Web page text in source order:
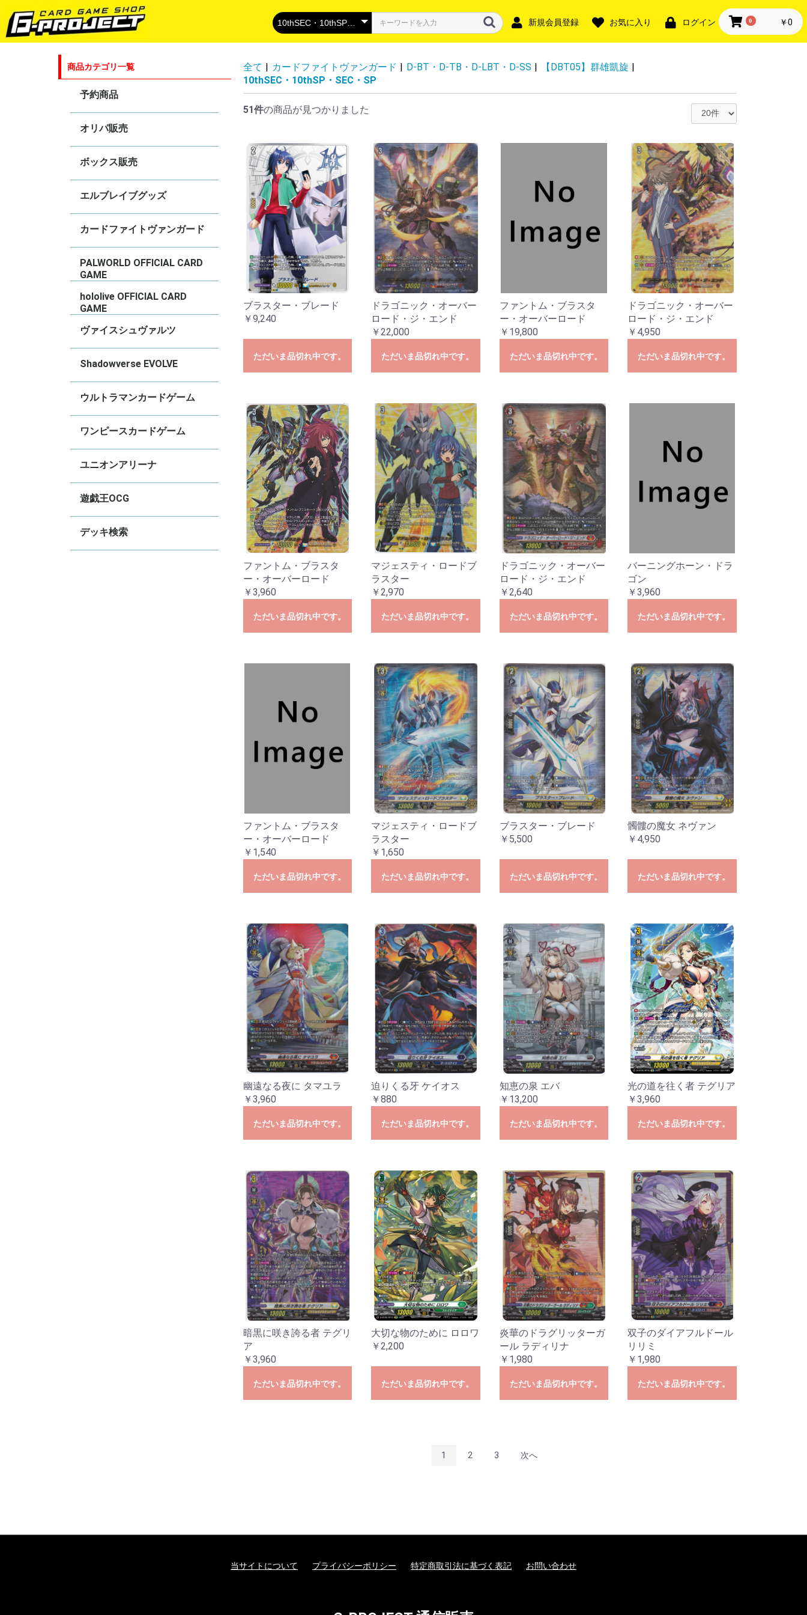
新規会員登録 お気に入り ログイン 0 ￥0
商品カテゴリ一覧
予約商品
ゴジラカードゲーム
ラブライブ！シリーズ オフィシャ
hololive OFFICIAL CARD GAME
五等分の花嫁カードゲーム
プロ野球カードゲーム DREAM
Shadowverse EVOLVE
ヴァイスシュヴァルツ
ヴァイスシュヴァルツ ブラウ
ヴァイスシュヴァルツロゼ
ヴァンガード
Reバース for you
ブシロードスリーブコレクションHG
オリパ販売
ボックス販売
hololive OFFICIAL CARD GAME
ヴァイスシュヴァルツ
ヴァイスシュヴァルツブラウ
ヴァイスシュヴァルツロゼ
Shadowverse EVOLVE
カードファイト！！ヴァンガード！
ゴジラカードゲーム
Reバース for you
エルブレイブグッズ
カードファイトヴァンガード
4コンセット販売
オリジナルデッキ販売
DZ-BT 【DZ-BT16】幻真覚醒 SEC・SR
FFR・FR
RRR・RR
R・C・T
【DZ-BT15】虚影襲雷 PGS・SEC・15thSP・SR
EXS・IZR
FFR・FR
RRR・RR
R・C・T
EXRRR・EXC
【DZ-BT14】赫月ノ使者 DSR・SEC・SR
EXS・RGGR
FFR・FR
RRR・RR
R・C・T
EXRRR・EXC
【DZ-BT13】幻真星戦 SEC・DSR・SR
FFR・FR
RRR・ORR・RR
R+・R・C・T
【DZ-BT12】冥淵葬空 SEC・SECV・SR
SSR・MSR
FFR・FR
RRR・RR
R・C・T
EXRRR・EXC
【DZ-LBT02】リリカルモナステリオ
あわてんぼうのクリスマス
MSP・LSR・TGR+・TGR・SR
FFR・FR
RRR・ORR・RR
R・C
【DZ-BT11】 武奏烈華 DSR・SEC・EXS・SR
FFR・FR
RRR・RR
R・C・T
EXRRR・EXC
【DZ-BT10】竜魂鳴導 DSR・SEC・SR
FFR・FR
RRR・RR
R・C・T
EXS・EX
【DZ-BT09】超勇爆裂 SR・SER・SEC
FFR・FR
RRR・RR
R・C
EXC・EXRRR・EXS
【DZ-BT08】零騎転生 DSR・SEC・SR
FFR・FR
RRR・RR
R・C・T
EXC・EXRRR・EXS
【DZ-BT07】月牙蒼焔 DSR・SEC・SR
FFR・FR
RRR・ORR・RR
R+・R・C・T
EXC・EXRRR・EXS
【DZ-BT06】時空創竜 SNR・SEC・SR・SER+・SER
FFR・FR
RRR・RR
R・C
EXRRR・EXC
【DZ-SS04】コロコロスタートデッ
キパック
GCR・CR
RRR
C
【DZ-BT05】天智覚命 SEC・DSR・SR
FFR・FR
RRR・RR
R・C
EX
【DZ-SS03】Stride Deckset
Nightrose
【DZ-SS02】 Stride Deckset Harri
【DZ-BT04】宿命決戦 DSR・SEC・SER・SR
FFR・FR
RRR・RR
R・C
【DZ-LBT01】リリカルモナステリオ
ほしがきらきらっ！
MSP・LSR・SR
FFR・FR
RRR・ORR・RR・Re
R・C
【DZ-BT03】次元超躍 SECV・SEC・SR
FFR・FR
RRR・RR
R+・R・C
EXRRR・EXC
【DZ-SS01】フェスティバルブース
ター2024
FFR・SER
ORRR・RRR・RR・C
Re・Re+
【DZ-BT02】無幻双刻 DSR・SEC・SR
FFR・FR
RRR・RR
R・C
EX・EXP
【DZ-BT01】運命大戦 DSR・SEC・SR
FFR・FR
RRR・ORR・RR
R・C
DZ-SS
【DZ-SS18】「イナズマイレブン 雷
門中クロニクル」
【DZ-SS17】「イナズマイレブン 南
雲原中」
【VG-DZ-SS16】スペシャルシリー
ズ「伝説の先導者達」
PGS・SEC・15thSP・LGTR
FFR・SR
LGRRR・LGRR・LGR
RRR・RR
Re・C・T
【VG-DZ-SS13】 スペシャルシリー
ズ「Master Deckset 明星エリカ」
【VG-DZ-SS12】 スペシャルシリー
ズ「Master Deckset 明導ヒカリ」
【VG-DZ-SS15】「ぶっちぎりスタ
ートデッキ 帝国の暴竜」
【VG-DZ-SS14】「ぶっちぎりスタ
ートデッキ 聖域の光剣士」
【VG-DZ-SS11】 スペシャルシリー
ズ「フェスティバルブースター
2025」
FFR
Re・Re+
ORRR・RRR・RR
C
【DZ-SS10】「Master Deckset 廻
間ミチル」
【DZ-SS09】「Master Deckset 羽
根山ウララ」
【DZ-SS08】「ぶっちぎりスタート
デッキ “技”で勝負だ！央亭シキ」
【DZ-SS07】「ぶっちぎりスタート
デッキ “力”で勝負だ！天導ゼロ」
DZ-TB
【VG-DZ-TBP01】バンドリ！ ガー
ルズバンドパーティ！
PGS・GPR+
GPR・H
RRR・RR
R+・R
【VG-DZ-TB01】フューチャーカー
ド バディファイト
SEC・SFR・KR・BR
H
RRR・ORR・RR
R・C・T
プロモ
【VG-DZ-TB02】 タイトルブースタ
ー「刀剣乱舞ONLINE 2025」
SEC・SP
TRR
RRR・RR・ORR・R
C・T
プロモ
【VG-DZ-TB03】フューチャーカー
ド バディファイト ディザスターフォ
ース
SEC・SFR・KR・BR
H
RRR・ORR・RR
R・C・T
プロモ
DZ-SD 【DZ-SD06】リリカルモナステリオ チュートリアルナンバー無し
チュートリアルナンバー入り※ナンバ
ーの指定はできません
【DZ-SD05】ストイケイア チュートリアルナンバー無し
チュートリアルナンバー入り※ナンバ
ーの指定はできません
【DZ-SD04】ケテルサンクチュアリ チュートリアルナンバー無し
チュートリアルナンバー入り※ナンバ
ーの指定はできません
【DZ-SD03】ブラントゲート チュートリアルナンバー無し
チュートリアルナンバー入り※ナンバ
ーの指定はできません
【DZ-SD02】ダークステイツ チュートリアルナンバー無し
チュートリアルナンバー入り※ナンバ
ーの指定はできません
【DZ-SD01】ドラゴンエンパイア チュートリアルナンバー無し
チュートリアルナンバー入り※ナンバ
ーの指定はできません
D-BT・D-TB・D-LBT・D-SS
【D-SS11】トリプルドライブブース
ター
SEC・SIR・FFR
RRR
RR
R
【D-LBT04】リリカルモナステリオ
～いたずらしちゃうぞっ～
MSP・LSR・FFR・FR
RRR・ORR・RR
R・C
【D-BT13】天輪飛翔 SECP・SEC・FFR・FR
RRR・RR
R・C
EXS・EXRRR・EXC
【D-BT12】夜天凶襲 SEC・SECP・BSR・FFR・FR
RRR・RR
R・C
EXRRR・EXC
【D-BT11】英雄激突 SECV・SECP・SEC・FFR・FR
RRR・RR
R・C
EX
【D-BT10】仮面竜奏 SEC・FFR・FR
RRR・RR
R・C
EX
【D-BT09】龍樹侵攻 DSR・FFR・FR
RRR・RR・Re
R・C・EX・T
【D-BT08】女神再臨 SEC・FFR・FR
RRR・RR・EX
R・C・T
【D-BT07】烈火翠嵐 DSR・FFR・FR
RRR・RR・Re
R・C
【D-BT06】 鳳竜焔舞 DSR・FFR・FR
RRR・ORR・RR
R・C
【DBT05】群雄凱旋 10thSEC・10thSP・SEC・SP
10thRRR・RRR・RR
H
R・C
トークン
【D-BT04】覚醒する天輪 DSR・SSR・SP・WO
RRR・RR
H（ホロ）
R
C
【D-BT03】共進する双星 DSR・SP
RRR・RR
H（ホロ）
R
C
【D-BT02】伝説との邂逅 DSR・SP
RRR・RR
H（ホロ）
R
C
【D-BT01】五大世紀の黎明 DSR・SP
RRR・RR・ORR
H（ホロ）
R
C
【D-LBT03】リリカルモナステリオ
〜なつのおもいでっ！〜
LSR・FFR・FR
RRR・RR
R・C
【D-LBT02】リリカルモナステリ
オ〜新学期はじまるよ！〜
LSR・SP・WO
RRR・RR
H（ホロ）
R・C
【D-LBT01】Lyrical Melody LSR・LSP・SP
RRR・ORR・RR
H（ホロ）
R・C
トライアルデッキ 出航！リリカルモ
ナステリオ！
【D-TB07】刀剣乱舞ONLINE 2023 SP・TRR
RRR・ORR・RR
R・C
【D-TB06】モンスターストライク
Vol.2
SSR・MSR極・MSR
RRR・ORR・RR
R・C
【D-TB05】終末のワルキューレ SSP・SP
RGR
RRR・ORR・RR
R・C
【トライアルデッキ】 終末のワルキ
ューレ
プロモ
【D-TB04】SHAMAN KING vol.2 SSR・SP
SKR
RRR・RR
R・C
【D-TB03】SHAMAN KING SSR・SP
SKR
RRR・RR
R・C
プロモ
トライアルデッキ SHAMAN KING
【D-TB02】モンスターストライク SSR・MSR極・MSR
RRR・ORR・RR
R・C
トライアルデッキ 激・獣神祭
トライアルデッキ 超・獣神祭
プロモ
【D-TB01】刀剣乱舞-ONLINE- SSP・SP
TRR
RRR・RR
R
C
トライアルデッキ
プロモ
【D-SS05】フェスティバルブースタ
ー2023
FFR
Re・Re+
RRR・ORRR・RR
C
【D-SS02】フェスティバルコレクシ
ョン2022
SSR・BSR・SP
RRR・RR
【D-SS01】フェスティバルコレクシ
ョン2021
SP
RRR
D-SD・D-TD 【D-SS10】Stride Deckset Luard
【D-SS09】Stride Deckset
Shiranui
【D-SS08】はじめようデッキセット
オルフィスト
【D-SS07】はじめようデッキセット
ファヴルニール
【D-SS06】はじめようデッキセット
グラムグレイス
【D-SS04】Stride Deckset
Messiah
【D-SS03】Stride Deckset
Chronojet
【D-TD03】狐芝ライカ -破天執行-
【D-TD02】廻間ミチル -四炎の魔宝
竜-
【D-TD01】羽根山ウララ -絆の花咲
く楽団長-
【D-SD06】御薬袋ミレイ -封焔の巫
女-
【D-SD05】瀬戸トマリ-極光戦姫-
【D-SD04】大倉メグミ-樹角獣王-
【D-SD03】江端トウヤ-頂の天帝-
【D-SD02】桃山ダンジ-暴虐の虎-
【D-SD01】近導ユウユ-天輪聖竜-
D-PR スペシャルファイトパック 2026 vol.3
2026 vol.2
2026 vol.1
2025 vol.6
2025 vol.5
2025 vol.4
2025 vol.3
2025 vol.2
2025 vol.1
2024 vol.6
2024 vol.5
2024 vol.4
2024 vol.3
2024 vol.2
2024 vol.1
ドラゴンエンパイア
ダークステイツ
プラントゲート
ケテルサンクチュアリ
ストイケイア
リリカルモナステリオ
その他
【DPV01】ヒストリーコレクション SP
RRR・RR
Ｃ
【DPS01】Pクランコレクション
2022
SR
RRR・RR
C
【D-VS】Vクランセレクション
【D-VS06】Vクランコレクション
Vol.6
VSR・SP
RRR
【D-VS05】Vクランコレクション
Vol.5
VSR・SP
RRR
【D-VS04】Vクランコレクション
vol.4
VSR・SP
RRR
【D-VS03】Vクランコレクション
vol.3
VSR・SP
RRR
【D-VS02】Vクランコレクション
vol.2
VSR・SP
RRR
【D-VS01】Vクランコレクション
vol.1
VSR・SP
RRR
V-BT V-BT12 天輝神雷 ASR・SP
VR
RRR・Re
RR
R
C
V-BT11 蒼騎天嵐 ASR・SP
VR
RRR・Re
RR
R
C
V-BT10 虚幻竜刻 ASR・SP
VR
RRR・Re
RR
R
C
V-BT09 蝶魔月影 RLR・SP
VR
RRR
RR
R
C
V-BT08 銀華竜炎 SP
VR
RRR
RR
R
C
V-BT07 神羅創星 SSR・IGR・SP
SVR・VR
RRR
RR
R
C
V-BT06 幻馬再臨 SCR・SP
XVR・SVR・VR
RRR
RR
R
C
V-BT05 天馬解放 SCR・SP
XVR・SVR・VR
RRR
RR
R
C
V-BT04 最凶！根絶者 SDR・DR・OR
SVR・VR
RRR・Re
RR
R
C
V-BT03 宮地学園CF部 IMR・SCR・OR
SVR・VR
RRR・Re
RR
R
C
V-BT02 最強！チームAL4 IMR・SCR・OR
SVR・VR
RRR
RR
R
C
V-BT01 結成！チームQ4 IMR・SCR・OR
SVR・VR
RRR
RR
R
C
V-EB V-EB15 Twinkle Melody ASR・OCR
SP
VR・LIR
RRR
RR
R
C
V-EB14 The Next Stage SP
SVR・VR
RRR
RR
R
C
V-EB13 The Astral Force SSR・IGR・SP
SVR・VR
RRR
RR
R
C
V-EB12 Team 竜牙独尊 SSR・SP・IGR
SVR・VR
RRR
RR
R
C
V-EB11 Crystal Melody SSR・IGR・SP
SVR・VR・LIR
RRR
RR
R
C
V-EB10 The Mysterious Fortune SSR・IGR・SP
SVR・VR
RRR
RR
R
C
V-EB09 The Raging Tactics SP
SVR・VR
RRR
RR
R
C
V-EB08 My Glorious Justice SCR・SP
XVR・SVR・VR
RRR
RR
R
C
V-EB07 The Heroic Evolution SCR・SP
XVR・SVR・VR
RRR
RR
R
C
V-EB06 救世の光 破滅の理 IMR・OR
SVR・VR
RRR・Re
RR
R
C
V-EB05 Primary Melody SSP・SP
SVR・VR・LIR
RR
R
C
V-EB04 The Answer of Truth SVR・VR・OR
RRR
RR
R
C
V-EB03 ULTRARARE MIRACLE
COLLECTION
URR・SCR・OR
SVR・VR
RRR
RR
R
C
V-EB02 アジアサーキットの覇者 SCR・OR
SVR・VR
RRR
RR
R
C
V-EB01 The Destructive Roar SVR・VR・OR
RRR
RR
R
C
V-SS
【V-SS07】プレミアムコレクション
2020
SGR・SR
GR・RRR・RR
V-SS10 クランセレクションプラス
vol.2
ASR・SP
RRR
V-SS09 クランセレクションプラス
vol.1
ASR・SP
RRR
V-TD 【V-TB01】BanG Dream! FILM LIVE SP
Rホロ仕様・Cホロ仕様
SCR・VR
RRR
RR
R
C
V-PR ロイヤルパラディン
オラクルシンクタンク
エンジェルフェザー
シャドウパラディン
ゴールドパラディン
ジェネシス
かげろう
ぬばたま
たちかぜ
むらくも
なるかみ
ノヴァグラップラー
ディメンジョンポリス
リンクジョーカー
スパイクブラザーズ
ダークイレギュラーズ
ペイルムーン
ギアクロニクル
グランブルー
バミューダ△
アクアフォース
メガコロニー
グレートネイチャー
ネオネクタール
PALWORLD OFFICIAL CARD
GAME
ブースターパック
【BP01】パルパゴスの夜明け SSP・SP
OSR・SR
RR・R
U・C
トライアルデッキ
【TD01】パルパゴスの夜明け レッ
ド・ブルー
TSP・TSR
TD
【TD02】パルパゴスの夜明け グリ
ーン・パープル
TSP・TSR
TD
PRカード 【PR2026】2026年PRカード
hololive OFFICIAL CARD
GAME
ブースターパック
【hBP08】バウンサーバウンド SEC・OUR・HR・UR
【hBP07】ディーヴァフィーバー SEC・OUR・HR・UR
【hBP06】アヤカシヴァーミリオン SEC・OUR・HR・UR
【hBP05】エンチャントレガリア SEC・OUR・UR・HR
【hBP04】キュリアスユニバース SEC・OUR・UR
【hBP03】エリートスパーク SEC・OUR・UR
【hBP02】クインテットスペクトラ
ム
SEC・OUR・UR
【hBP01】ブルーミングレディアン
ス
SEC・OUR・UR
スタートデッキ
【hSD19】ライブスタートデッキ 大
空スバル
【hSD18】ライブスタートデッキ 森
カリオペ
【hSD17】ライブスタートデッキ 星
街すいせい
【hSD16】ライブスタートデッキ さ
くらみこ
【hSD15】ライブスタートデッキ 儒
烏風亭らでん
【hSD14】ライブスタートデッキ 白
上フブキ
【hSD11】FLOW GLOW 推し 虎金妃
笑虎
【hSD10】FLOW GLOW 推し 輪堂千
速
【hSD01】ときのそら＆AZKi
基本エールカード
その他 【hYS01】スタートエールセット
プロモ
ヴァイスシュヴァルツ
タイトル別RR以下４枚コンプセット
デッキ販売
【推しの子】 【S133】【推しの子】Vol.3 AGR・SSP・SP
RRR・SR
RR・R
U・C・CR
プロモ
【S121】【推しの子】Vol.2 AGR・SEC+・RRR+・SSP・SP
RRR・SR
RR・R
UC・Ｃ・CR
プロモ
【S107】【推しの子】 SSP・SP・OFR・SR
RR・R
UC・C
CR・CC
プロモ
【トライアルデッキ】 【推しの子】
Re：ゼロから始める異世界生活
【S132】Re:ゼロから始める異世界
生活 vol.4
AGR・SEC・SSP・SP
RRR・SR
RR・R
U・C・CR
プロモ
【S116】Re:ゼロから始める異世界
生活 vol.3
AGR・SEC+・RRR+・SP
RRR・SR
RR・R
UC・C・CR
プロモ
ブラウンダスト2 【W139】ブラウンダスト2 AGR・SEC・SSP・SP
RRR・SR
RR・R
U・C・CR
トライアルデッキ
プロモ
グランブルーファンタジー 【S134】グランブルーファンタジー AGR・SSP・SP・RRR
SR
RR・R
U・C・CR
トライアルデッキ
プロモ
GA文庫 【S131】GA文庫 AGR・SSP・SP・GA・RRR
SR
RR・R
U・C・CR
トライアルデッキ
プロモ
東方Project 【S130】東方Project SEC・SSP・SP・LNR・RRR
SR
RR・R
UC・C・CR
トライアルデッキ
プロモ
TVアニメ『ダンダダン』
【S129】TVアニメ『ダンダダン』
Vol.2
SIR・SSP・SP・RRR
SR
RR・R
U・C・CR
プロモ
【S118】TVアニメ『ダンダダン』 SEC・RRR+・SP・RRR・SR
RR・R
UC・C・CR
トライアルデッキ
プロモ
anemoi 【W138】anemoi トライアルデッキ
アイドルマスター ミリオンライブ！
【SE55】プレミアムブースター アイ
ドルマスター ミリオンライブ！
SSP・SP
BNP
N
【S93】アイドルマスター ミリオン
ライブ！ Welcome to the New
SEC・SP・RRR
BNP
RR・R
U・C
CR・CC
プロモ
【S61】アイドルマスター ミリオン
ライブ！
SSP・SP・RRR
BNP
RR・R
U・C
CR・CC
プロモ
トライアルデッキ
Summer Pockets 【W137】Summer Pockets AGR・SSP・SP
RRR
SR
RR・R
U・C・CR
プロモ
【W130】Summer Pockets
REFLECTION BLUE Re:Edit
SEC・SP・RRR
SR
RR・R
U・C・CR
青春ブタ野郎シリーズ
【W136】青春ブタ野郎はサンタクロ
ースの夢を見ない
AGR・ABR・SEC・SSP・SP
RRR・SR
RR・R
U・C・CR
プロモ
【W114】「青春ブタ野郎」シリーズ ABR・SP・OFR
RRR・SR
RR・R
UC・Ｃ・CR
プロモ
【W77】青春ブタ野郎はゆめみる少
女の夢を見ない
SEC・SP・RRR・SR
RR・R
UC・C
CR・CC
プロモ
【W64】青春ブタ野郎はバニーガー
ル先輩の夢を見ない
SEC・SP・RRR・SR
RR・R
UC・C
CR・CC
プロモ
トライアルデッキ「青春ブタ野郎は
バニーガール先輩の夢を見ない」
ダ・カーポ＆Dal Segno
【W128】D.C. Re:tune ～ダ・カーポ
～ リチューン
AGR・SEC・SSP・SP
SR・RRR
RR・R
U・C・CR
プロモ
【WE40】D.C. ～ダ・カーポ～ 20th
Anniversary
SP
DCP
Nプロモ
【W81】サーカス 20th Anniversary SP・SGNM・SEC
RRR・SR
RR・R
UC・C
CR・CC
プロモ
【W46】「D.S. -Dal Segno-」＆
「D.C.? With You 〜ダ・カーポ?〜
SP・RRR・SR
RR・R
UC・C
CR・CC
プロモ
【WE20】D.C.～ダ・カーポ～サクラ
サクパック
SP
ホロR・R
ホロC・C
ホロCC・CC
【WE16】アニメ「D.C.III～ダ・カー
ポIII～」
SP
ホロR・R
ホロC・C
ホロCC・CC
BanGDream!
【W135】 BanG Dream! [夢限大みゅ
ーたいぷ]
トライアルデッキ
【WE49】プレミアムブースター
BanG Dream! 10th Anniversary!
AGR・SSP・SP
BDR
Nプロモ
【W125】MyGO!!!!!×Ave Mujica AGR・SEC+・RRR+・SSP・SP
RRR・SR
RR・R
UC・Ｃ・CR
【トライアルデッキ】Ave Mujica
プロモ
【W95】バンドリ！ ガールズバンド
パーティ！ 5th Anniversary
SSP・SP
RRR・SR
RR・R
UC・C
CR・CC
イントロデッキ
プロモ
【WE35】エクストラブースター
「Poppin’Party×Roselia」
SP・OFR
ホロRR・RR
ホロR・R
ホロUC・UC
ホロC・C
プロモ
【WE34】エクストラブースター
「Morfonica x RAISE A SUILEN」
SP・OFR
ホロRR・RR
ホロR・R
ホロUC・UC
ホロC・C
プロモ
【WE42】プレミアムブースター バ
ンドリ！ ガールズバンドパーティ！
SP
BDR
Nプロモ
【WE32】プレミアムブースター バ
ンドリ！ガールズバンドパーティ！
BDR
SR
プロモ
トライアルデッキ 【WE42】BanG Dream![MyGO!!!!]
【WE34】Morfonica
VIRTUAL GIRL
【WE52】VIRTUAL GIRL @
WORLD’S END
AGR・SSP・SP
HRR・HR・HU・HC
RR・R
U・C
アサルトリリィ 【S127】アサルトリリィ Last Bullet AGR・SEC・SSP・TSP・SP・RRR
SR
RR・R
U・C・CR
プロモ
【S90】アサルトリリィ Vol.2 SSP・SP
LLR・OFR
RRR・SR
RR・R
UC・C
CR・CC
プロモ
【S76】アサルトリリィ BOUQUET SEC・SP
RRR・SR
RR・R
UC
CCR・CC
TD
プロモ
ウマ娘プリティーダービー 【W134】ウマ娘 シンデレラグレイ AGR・SSP・SP
RRR・SR
RR・R
UC・C・CR
【W119】ウマ娘プリティダービー
BEGINNING OF A NEW ERA 新時代の
SP・RRR・SR
RR・R
UC・C・CR
プロモ
先行後攻マーカー
【W106】ウマ娘プリティーダービー SP
OFR・RRR・SR
RR・R
UC・C
CC
プロモ
【トライアルデッキ】ウマ娘プリテ
ィーダービー第１R
【トライアルデッキ】ウマ娘プリテ
ィーダービー第２R
アイドルマスター シンデレラガール
【WE51】プレミアムブースター ア
イドルマスター シンデレラガールズ
SSP・SP
M@P
N
【W115】アイドルマスター シンデ
レラガールズ Next Twinkle!
SP・OFR・RRR
Cu・Co・Pa
RR・R
UC・C・CR
【トライアルデッキ】Type:Cute
【トライアルデッキ】Type:Cool
【トライアルデッキ】Type:Passion
プロモ
「テイルズ オブ」シリーズ 【S126】「テイルズ オブ」シリーズ SSP・SP・RRR
SR
RR・R
U・C・CR
トライアルデッキ
プロモ
プロジェクトセカイ カラフルステー
【S125】プロジェクトセカイ カラフ
ルステージ！ feat. 初音ミク Vol.3
SEC・SP・RRR
SR
RR・R
U・C・CR
プロモ
【SE49】コレクションパック プロジ
ェクトセカイ カラフルステージ！
SEC・SP・RRR
SR
RR・R
U・C・CR
プロモ
【S109】プロジェクトセカイ カラフ
ルステージ！ feat. 初音ミク Vol.2
SSP・BP
RRR・SR
RR・R
UC・C
CC
プロモ
【S91】プロジェクトセカイ カラフ
ルステージ！ feat. 初音ミク
SSP・VR
RRR・SR
RR・R
UC・C
CC
プロモ
【トライアルデッキ】プロジェクト
セカイ カラフルステージ！ feat. 初
【トライアルデッキ】プロジェクト
セカイ カラフルステージ！ feat. 初
【トライアルデッキ】プロジェクト
セカイ カラフルステージ！ feat. 初
【トライアルデッキ】プロジェクト
セカイ カラフルステージ！ feat. 初
【トライアルデッキ】プロジェクト
セカイ カラフルステージ！ feat. 初
オーバーロード 【SE54】原作 オーバーロード AGR・SEC・SP
OLR
N
【SE51】劇場版「オーバーロード」
聖王国編
AGR・SEC・SP
HRR・HR・HU・HC
RR・R・U・C
【S99】オーバーロード Vol.2 SEC・SP・RRR・SR
RR・R
UC・C
CR・CC
プロモ
【S62】オーバーロード SP
RRR・SR
RR・R
UC・C
CR・CC
プロモ
きんいろモザイク
【W133】きんいろモザイク 15th
Anniversary
AGR・SEC・SSP・SP・RRR
SR
RR・R
U・C・CR
トライアルデッキ
プロモ
Key 【WE50】Key 25th Anniversary AGR・SSP・SP
PRR
Nプロモ
【W102】Key all-star SEC・KSC・SP
RRR・SR
RR・R
UC・C
CR・CC
プロモ
【W78】Key 20th Anniversary SEC・SP
RRR・SR
RR・R
UC・C
CR・CC
プロモ
彼女、お借りします 【W132】彼女、お借りしますVol.2 AGR・SEC・SSP・SP・RRR
SR
RR・R
U・C・CR
プロモ
【W86】彼女、お借りします SSP・SP・RRR
SR
RR・R
U・C
CR・CC
プロモ
トライアルデッキ
ブルーアーカイブ
【W129】ブルーアーカイブ The
Animation
SEC・SP・RRR
SR
RR・R
U・C・CR
【W112】ブルーアーカイブ SP
RRR・SR
RR・R
UC・C
CR
プロモ
トライアルデッキ
デート・ア・ライブ
【W131】ブースターパック デー
ト・ア・ライブ Vol.3
AGR・SEC・SP・RRR
SR
RR・R
U・C・CR
プロモ
【W99】デート・ア・ライブ Vol.2 SP・RRR・SR
RR・R
UC・C
CR・CC
プロモ
【WE33】デート・ア・バレット SP・OFR
ホロRR・RR
ホロR・R
ホロUC・UC
ホロC・C
プロモ
【W79】デート・ア・ライブ SEC・SP
RRR・SR
RR・R
UC
CCR・CC
プロモ
アイドルマスター シャイニーカラー
【SE53】プレミアムブースター アイ
ドルマスター シャイニーカラーズ
SSP・SP
WIR
N
【S110】アイドルマスター シャイニ
ーカラーズ Shine More!
SSP・SP・OFR
RRR・WIR
RR・R
UC・Ｃ・CR
【トライアルデッキ】シーズ
プロモ
【S81】アイドルマスター シャイニ
ーカラーズ
SEC・SSP・SP
RRR・WIR
RR・R
UC・C
CR・CC
【トライアルデッキ】イルミネーシ
ョンスターズ
【トライアルデッキ】アンティーカ
【トライアルデッキ】放課後クライ
マックスガールズ
【トライアルデッキ】アルストロメ
リア
【トライアルデッキ】ストレイライ
ト
【トライアルデッキ】ノクチル
プロモ
アイドルマスター
【SE52】プレミアムブースター アイ
ドルマスター 765PRO ALLSTARS
SSP・SP
BNP
N
【SP01】パワーアップセット アイド
ルマスター
SR
PS
プロモ
【SE27】アイドルマスター ミニキャ
ラパック『765pro』
SR
RE
【S30】劇場版「THE IDOLM@STER
MOVIE 輝きの向こう側へ！」
SP・SR
RR・R
U・C
CR・CC
プロモ
【S21】アニメ「アイドルマスタ
ー」
SP・RR
RR・R
U・C・CC
REトライアルデッキ
プロモ
【S14】アイドルマスター2 SP・SR
RR・R
U・C
CR・CC
トライアルデッキ
プロモ
【SE04】THE IDOLM@STER Dearly
Stars
RC
【S07】THE IDOLM@STER SP・SR
RR・R
U・C
CR・CC
トライアルデッキ
プロモ
Marvel/Card Collection
【S124】MARVEL Vol.3 [MARVEL
STUDIOS]
SEC・SSP・SP・RRR
SR
RR・R
UC・C・CR
【S113】MARVEL Vol.2 SP・MR
SR
RR・R
UC・Ｃ・CR
プロモ
【SE40】プレミアムブースタ
ー/MARVEL
SP
IFP・N
【S89】Marvel/Card Collection AVGR・MR
RRR・SR
RR・R
UC・C
CR・CC
プロモ
トライアルデッキ
怪獣8号 【S123】怪獣8号 AGR・SEC・SSP・SP・RRR
SR
RR・R
CR・U・C
トライアルデッキ
プロモ
PIXAR CHARACTERS
【S122】Toy Story 30YEARS＆
BEYOND
SEC・SSP・SP・RRR
SR
RR・R
U・C・CR
【S94】PIXAR CHARACTERS SSP・SP・LUXO
PXR・SR
RR・R
UC・C
CR・CC
プロモ
【トライアルデッキ】TOY STORY
【トライアルデッキ】Monsters, Inc.
【トライアルデッキ】Cars
負けヒロインが多すぎる！ 【W126】負けヒロインが多すぎる！ AGR・SEC・RRR+・SP・RRR
SR
RR・R
U・C・CR
トライアルデッキ
プロモ
魔法少女リリカルなのは
【W04】魔法少女リリカルなのは
StrikerS
SP・RRR・SR
RR・R
U・C
CR・CC
トライアルデッキ
プロモ
【WE48】 魔法少女リリカルなのは
20th Anniversary
AGR・SEC・SSP・SP
LCR
N
ViVid Strike! 【W50】ViVid Strike! SP・RRR・SR
R・RR
U・C
CR・CC
トライアルデッキ
PR
学園アイドルマスター 【W124】学園アイドルマスター SIR・SEC+・RRR+・SP・RRR
SR
RR・R
UC・C・CR
トライアルデッキ
プロモ
あおぎり高校 【W127】あおぎり高校 SEC・RRR+・SP・RRR
SR
RR・R
UC・C・CR
トライアルデッキ
プロモ
甘神さんちの縁結び 【W121】甘神さんちの縁結び AGR・SEC+・RRR+・SP・RRR・SR
RR・R
UC・C・CR
トライアルデッキ
プロモ
角川スニーカー文庫 【W123】角川スニーカーVol.2 AGR・SEC・RRR+・SP・RRR・SR
RR・R
UC・C・CR
トライアルデッキ
プロモ
【W62】角川スニーカー文庫 SP・SBR・RRR・SR
RR・R
U・C
CR・CC
トライアルデッキ
プロモ
ソードアート・オンライン オルタナ
【SE50】ソードアート・オンライン
オルタナティブ ガンゲイル・オンラ
AGR・SEC+・SSP・SP・GGR
HRR・HR・HU・HC
RR・R・U・C
【S59】ソードアート・オンライン
オルタナティブ ガンゲイル・オンラ
SEC・SP・GGR・RRR・SR
RR・R
UC・C
CR・CC
トライアルデッキ
プロモ
ガールズバンドクライ 【SE48】ガールズバンドクライ SP・SEC+
GBCR
N【トライアルデッキ】ガールズバン
ドクライ
プロモ
FAIRY TAIL 【S120】FAIRY TAIL 100年クエスト SP・SSP・AGR
SR・RRR
RR・R
UC・Ｃ・CR
プロモ
【SE10】FAIRY TAIL Extra SP
【ホロ】R・C・CC
R・C・CC
プロモ
【S09】FAIRY TAIL SP・RRR・SR
RR・R
UC・C
CR・CC
トライアルデッキ
プロモ
ラブライブ！蓮ノ空女学院スクール
【W122】ラブライブ！蓮ノ空女学院
スクールアイドルクラブ
SIR・SEC・RRR+・SP
RRR・SR
RR・R
UC・Ｃ・CR
トライアルデッキ
プロモ
アズールレーン 【S119】アズールレーンVol.2 AGR・SEC+・RRR+
SP・RRR
SR
RR・R
UC・C・CR
プロモ
【S102】アズールレーン SEC・SP
RRR・SR
RR・R
UC・C
CR・CC
プロモ
【トライアルデッキ】ユニオン
【トライアルデッキ】ロイヤル
【トライアルデッキ】重桜
【トライアルデッキ】鉄血
勝利の女神:NIKKE 【S117】勝利の女神:NIKKE AGR・SEC+・RRR+
SSP・SP・RRR
SR
RR・R
UC・C・CR
プロモ
【トライアルデッキ】勝利の女
神:NIKKE
リコリス・リコイル 【WE47】リコリス・リコイル SIR・SP・LRP
N
【W105】リコリス・リコイル SSP・LRR・OFR・RRR・SR
RR・R
UC・C
CR・CC
プロモ
【トライアルデッキ】リコリス・リ
コイル
ゆるキャン△ SEASON３ 【W116】ゆるキャン△ SEASON３ AGR・SEC・RRR+・SSP・SP
RRR・SR
RR・R
UC・Ｃ・CR
トライアルデッキ
プロモ
富士見ファンタジア文庫
【W120】富士見ファンタジア文庫
vol.2
SEC・SP・RRR
SR
RR・R
UC・Ｃ・CR
トライアルデッキ
プロモ
ご注文はうさぎですか？？
【WE46】TVアニメ「ご注文はうさ
ぎですか？」10th Anniversary
ASR・SP
GUR
N
【W94】ご注文はうさぎですか？
Re:Edit
SP・OFR
SR
RR・R
UC
CCC
プロモ
【W88】ご注文はうさぎですか？？
BLOOM
SSP・SP・OFR
RRR・SR
RR・R
UC・C
CR・CC
プロモ
【W57】ご注文はうさぎです
か？？〜Dear My Sister〜
SEC・SP
RRR・SR
RR・R
UC・C
CR・CC
プロモ
【WE26】ご注文はうさぎですか？？
Extra
SP
ホロRR・RR
ホロR・R
ホロUC・UC
ホロC・C
プロモ
【W44】ご注文はうさぎですか？？ SP・RRR・SR
RR・R
UC・C
CR・CC
プロモ
キャプテン翼 【W118】キャプテン翼 SP・RRR
SR
RR・R
UC・Ｃ・CR
プロモ
STAR WARS
【SE47】プレミアムブースター
STAR WARS vol.2
SP・FOP
N
【SE39】プレミアムブースタ
ー/STAR WARS
SP
FOP・N
【S49】カムバックブースター STAR
WARS
SP・SWR・RRR・SR
RR・R
UC・C
CR・CC
プロモ
トライアルデッキ 「STAR WARS」
【S49】STAR WARS SP・SWR・RRR・SR
RR・R
UC・C
CR・CC
プロモ
トライアルデッキ 「STAR WARS」
ヘブンバーンズレッド 【W117】ヘブンバーンズレッドvol.2 SEC・SP
RRR・SR
RR・R
UC・Ｃ・CR
プロモ
【W103】ヘブンバーンズレッド SP・OFR
RRR・SR
RR・R
UC・C
CR・CC
プロモ
トライアルデッキ
クレヨンしんちゃん 【S114】映画 クレヨンしんちゃん SP・RRR・MVR・SR
RR・R
UC・Ｃ・CR
トライアルデッキ
プロモ
【S28】クレヨンしんちゃん SP・RRR・SR
RR・R
UC・C
CR・CC
トライアルデッキ
プロモ
るろうに剣心 【S115】るろうに剣心 SEC・SP・OFR
RRR・SR
RR・R
UC・Ｃ・CR
トライアルデッキ
プロモ
グリザイアの果実
【S112】グリザイア:ファントムトリ
ガー
SP・OFR・RRR・SR
RR・R
UC・Ｃ・CR
プロモ
【S84】グリザイアの果実vol.2 SP・OFR
RRR・SR
RR・R
UC・C
CR・CC
プロモ
【S72】グリザイアの果実 SP・RRR・SR
RR・R
UC・C
CR・CC
トライアルデッキ
プロモ
Disney ミラー・ウォリアーズ MSP・SP・RRR・SR
RR・R
UC・Ｃ・CR
プロモ
【トライアルデッキ】Disney ミラ
ー・ウォリアーズ
ペルソナ 【SE46】ペルソナ3 リロード SP・PER
Ｎ
葬送のフリーレン 【S108】葬送のフリーレン SEC・SSP・SP・OFR
SR
RR・R
UC・Ｃ・CR
プロモ
【トライアルデッキ】葬送のフリー
レン
ホロライブプロダクション
【WE45】ホロライブプロダクション
feat.ヴァイスシュヴァルツアンバサ
【WE44】ホロライブプロダクション
Summer Collection
SP
HLP
N
【W104】ホロライブプロダクション
vol.2
SSP・SP
RRR・SR
RR・R
UC・C
CR・CC
プロモ
【WE36】プレミアムブースター ホ
ロライブプロダクション
SP
HLP
N
【W91】ホロライブプロダクション SSP・SP
RRR・SR
RR・R
UC・C
CR・CC
トライアルデッキ ホロライブ0期生
トライアルデッキ ホロライブ1期生
トライアルデッキ ホロライブ2期生
トライアルデッキ ホロライブゲーマ
ーズ
トライアルデッキホロライブ3期生
トライアルデッキ ホロライブ4期生
トライアルデッキ ホロライブ5期生
プロモ
五等分の花嫁 【WE43】五等分の花嫁∞ SP・IGP
Nプロモ
【W101】映画「五等分の花嫁」 SSP・HYR・OFR
RRR・SR
RR・R
UC・C
CR・CC
プロモ
【W90】五等分の花嫁∬ SSP・HYR・OFR
RRR・SR
RR・R
UC・C
CR・CC
プロモ
【W83】五等分の花嫁 SSP・SP・HYR
RRR・SR
RR+・RR・R
UC・C
CR・CC
プロモ
カードキャプター さくら
【W113】カードキャプターさくら
25th Anniversary
SSP・SP
RRR・SR
RR・R
UC・C・CR
プロモ
【W66】カードキャプターさくら ク
リアカード編
SSP・SP・RRR・SR
RR・R
UC・C
CR・CC
プロモ
【トライアルデッキ】カードキャプ
ターさくら クリアカード編
マクロス 【SE45】マクロスΔ SP
DCR
Nプロモ
リアセカイ 【SE44】リアセカイ SP
ホロRR・ホロR・RR・R
ホロUC・ホロC・UC・C
プロモ
あやかしトライアングル 【W110】あやかしトライアングル SP・RRR・SR
RR・R
UC・C
CR・CC
プロモ
【トライアルデッキ】あやかしトラ
イアングル
幻日のヨハネ -SUNSHINE in the
SP・OFR・RRR・SR
RR・R
UC・C
CR・CC
プロモ
【トライアルデッキ】幻日のヨハネ -
SUNSHINE in the MIRROR
ラブライブ！スクールアイドルフェ
SEC・OFR・SP・RRR
SR
RR・R
UC・C
CC
プロモ
アリス・ギア・アイギス Expansion
【W108】アリス・ギア・アイギス
Expansion
SP・RRR・SR
RR・R
UC・C
CR・CC
プロモ
【トライアルデッキ】アリス・ギ
ア・アイギス Expansion
ぼっち・ざ・ろっく 【W107】ぼっち・ざ・ろっく SSP・KBR・OFR
RRR・SR
RR・R
UC・C
CR・CC
プロモ
【トライアルデッキ】ぼっち・ざ・
ろっく
電撃文庫 【WS02】電撃文庫 SP
SR
RR・R
UC・C・CC
プロモ
【トライアルデッキ】電撃文庫～シ
ュヴァルツサイド～
【トライアルデッキ】電撃文庫～ヴ
ァイスサイド～
ジョジョの奇妙な冒険
【SE42】ジョジョの奇妙な冒険 スト
ーンオーシャン
SP
JJR
Nプロモ
【SE41】ジョジョの奇妙な冒険 スタ
ーダストクルセイダース
SP
JJR
Nプロモ
【S66】ジョジョの奇妙な冒険 黄金
の風
SSP・SP・JJR
RR・R
UC・C
CR・CC
プロモ
【トライアルデッキ】ジョジョの奇
妙な冒険 黄金の風
SPYxFAMILY 【S106】SPY×FAMILY SEC・SP・SPYR・RRR・SR
RR・R
UC・C
CR・CC
プロモ
【トライアルデッキ】SPYxFAMILY
チェンソーマン 【S96】チェンソーマン CSMR・SP・OFR
RRR・SR
RR・R
UC・C
CR・CC
プロモ
【トライアルデッキ】チェンソーマ
ン
パズル＆ドラゴンズ 【S105】パズル&ドラゴンズ SP・RRR・SR
RR・R
UC・C
CR・CC
プロモ
【トライアルデッキ】パズル＆ドラ
ゴンズ
Disney100 【S104】Disney100 OR・SSP・SP
HND・SR
RR・R
UC・C
CR・CC
プロモ
D4DJ Groovy Mix 【S97】D4DJ Groovy Mix SSP・SP
RRR・SR
RR・R
UC・C
CR・CC
プロモ
【トライアルデッキ】Happy
Around! & Lyrical Lily
【トライアルデッキ】Peaky P-key &
Photon Maiden
【トライアルデッキ】Merm4id & 燐
舞曲
ありふれた職業で世界最強 【S103】ありふれた職業で世界最強 SP・RRR・SR
RR・R
UC・C
CR・CC
プロモ
トライアルデッキ
ダンジョンに出会いを求めるのは間
【S88】ダンジョンに出会いを求め
るのは間違っているだろうか
SP・RRR・SR
RR・R
UC・C
CR・CC
プロモ
トライアルデッキ
転生したらスライムだった件
【S101】転生したらスライムだった
件vol.3
SEC・SP・RRR・SR
RR・R
UC・C
CR・CC
プロモ
【S82】転生したらスライムだった
件vol.2
SSP・SP
RRR・SR
RR・R
UC
CCR・CC
プロモ
【S70】転生したらスライムだった
件
SEC・SP
RRR・SR
RR・R
UC
CCR・CC
プロモ
ソードアート・オンライン
【S100】アニメ ソードアート・オン
ライン 10th Anniversary
SEC・SP
RRR・SR
RR・R
UC・C
CR・CC
プロモ
【S80】ソードアート・オンライン
アリシゼーション Vol.2
SP・OFR
RRR・SR
RR・R
UC
CCR・CC
プロモ
【S65】ソードアート・オンライン
アリシゼーション
SP・RRR・SR
RR・R
UC
CCR・CC
プロモ
少女☆歌劇レヴュースタァライト
【S98】劇場版 少女☆歌劇レヴュー
スタァライト
SEC・SP・SCC・SR
RR・R
UC・C
CR・CC
プロモ
【S69】少女☆歌劇 レヴュースタァ
ライト -Re LIVE-
SP・RRR・SR
RR・R
UC・C
CR・CC
プロモ
【S56】少女☆歌劇 レヴュースタァ
ライト
SSP・SP・STR・RRR・SR
RR・R
UC・C
CR・CC
プロモ
ラブライブ！
【WE39】プレミアムブースター ラ
ブライブ！スクフェスシリーズ10th
SP・FP・N
プロモ
【WE38】プレミアムブースター ラ
ブライブ!スクフェスシリーズ感謝祭
ラブライブ！サンシャイン！！
【WE39】プレミアムブースター ラ
ブライブ！スクフェスシリーズ10th
SP・FP・N
プロモ
【WE38】プレミアムブースター ラ
ブライブ!スクフェスシリーズ感謝祭
ラブライブ！虹ヶ咲学園スクールア
【WE39】プレミアムブースター ラ
ブライブ！スクフェスシリーズ10th
【WE38】プレミアムブースター ラ
ブライブ!スクフェスシリーズ感謝祭
【W97】ラブライブ！虹ヶ咲学園ス
クールアイドル同好会
SSP・SP
RRR・SR
RR・R
UC・C
CR・CC
プロモ
【W85】ラブライブ！虹ヶ咲学園ス
クールアイドル同好会 feat.スクール
SSP・SP
RRR・SR
RR・R
UC・C
CR・CC
プロモ
ラブライブ！スーパースター！！
【WE38】プレミアムブースター ラ
ブライブ!スクフェスシリーズ感謝祭
【W92】ラブライブ！スーパースタ
ー！！
SP・LL
RRR・SR
RR・R
UC・C
CR・CC
プロモ
トライアルデッキ
アニメ プリンセスコネクト！Re:Dive
【W100】アニメ プリンセスコネク
ト！Re:Dive Season 2
SSP・SP・OFR
RRR・SR
RR・R
UC・C
CR・CC
プロモ
【W84】アニメ プリンセスコネク
ト！Re:Dive
SSP・SP・OFR
RRR・SR
RR・R
UC・C
CR・CC
プロモ
トライアルデッキ「アニメ プリンセ
スコネクト！Re:Dive
かぐや様は告らせたい〜天才たちの
【S95】かぐや様は告らせたい？〜
天才たちの恋愛頭脳戦〜
SP・RRR・SR
RR・R
UC・C
CR・CC
プロモ
アイドルマスター ミリオンライブ
【S93】アイドルマスター ミリオン
ライブ Welcome to the New St@ge
SEC・SP
RRR・BNP
RR・R
UC・C
CR・CC
プロモ
【S61】アイドルマスター ミリオン
ライブ
SSP・SP
RRR・BNP
RR・R
UC・C
CR・CC
プロモ
冴えない彼女の育て方 【W98】冴えない彼女の育て方Fine SEC・SP・RRR・SR
RR・R
UC・C
CR・CC
プロモ
【W71】冴えない彼女の育てかた♭ SP・RRR・SR
RR・R
UC・C
CR・CC
プロモ
【W56】冴えない彼女の育て方 SP・RRR・SR
RR・R
UC・C
CR・CC
プロモ
【トライアルデッキ】冴えない彼女
の育て方
東京リベンジャーズ 【S92】東京リベンジャーズ SSP・TRV
RRR・SR
RR・R
UC・C
CR・CC
プロモ
【トライアルデッキ】東京リベンジ
ャーズ
小林さんちのメイドラゴン 【W96】小林さんちのメイドラゴン SSP・OFR・MDR
RR・R
UC・C
CR・CC
プロモ
【トライアルデッキ】小林さんちの
メイドラゴン
ゾンビランドサガ 【W93】ゾンビランドサガ SSP・SP
RRR・SR
RR・R
UC・C
CR・CC
プロモ
トライアルデッキ
Fate/Grand Order
【S87】劇場版 Fate/Grand Order -
神聖円卓領域キャメロット-
SP・RTR
RRR・SR
RR・R
UC・C
CR・CC
プロモ
【S75】Fate/Grand Order -絶対魔獣
戦線バビロニア-
SEC・SP
RRR・SR
RR・R
UC・C
CR・CC
プロモ
ワールドトリガー 【S85】ワールドトリガー SP・OFR
TGR・SR
RR・R
UC・C
CR・CC
プロモ
トライアルデッキ
D_CIDE TRAUMEREI トライアルデッキ
無職転生〜異世界行ったら本気だ
SSP・SP
RRR・SR
RR・R
UC・C
CR・CC
トライアルデッキ
プロモ
戦姫絶唱シンフォギア 【W89】戦姫絶唱シンフォギアXV SSP・SP・ACS
RRR・SR
RR・R
UC
CCR・CC
プロモ
神様になった日 【W87】神様になった日 SP・RRR・SR
RR・R
UC
CCR・CC
プロモ
【W87】トライアルデッキ 神様にな
った日
プリズマ☆イリヤ
【SE36】Fate/kaleid liner
Prisma☆Illya プリズマ☆ファンタズ
SP・OFR
ホロAR・AR
ホロR・R
ホロC・C
プロモ
【SE31】Fate/kaleid liner プリズマ
☆イリヤ ドライ!!
SP
ホロRR・RR
ホロR・R
ホロUC・UC
ホロC・C
プロモ
【S40】Fate/kaleid liner プリズマ☆
イリヤ ツヴァイ ヘルツ！
SP・RRR・SR
RR・R
UC
CCR・CC
プロモ
【SE24】Fate/kaleid liner プリズマ
☆イリヤ ツヴァイ!
SP
ホロRR・RR
ホロR・R
ホロUC・UC
ホロC・C
プロモ
【SE18】Fate/kaleid liner プリズマ
☆イリヤ
SP
ホロR・R
ホロC・C
プロモ
灼眼のシャナ 【WE15】灼眼のシャナIII-FINAL- SP
ホロR・R
ホロC・C
ホロCC・CC
【W14】灼眼のシャナ SP・RRR・SR
RR・R
UC・C
CR・CC
Shadowverse EVOLVE
デッキ販売
【BP21】Academy Royale
スーパーレジェンド
クン
【BP20】絶傑を継ぐ者
リーダーカード・スーパーレジェン
ド
クン
【BP19】天魔八虐
スーパーレジェンド
クン
【CP04】プリンセスコネクト！
スーパーレジェンド
クン
【BP18】新約都市・透京
スーパーレジェンド
クン
【BP17】Convergent Destinies/コ
スーパーレジェンド
クン
【ECP02】EXコラボパック「アイド
【BP16】新たなる創世
スーパーレジェンド・パラレル
クン
【BP15】絶傑の試練
スーパーレジェンド・パラレル
クン
【BP14】夢幻の饗宴
スーパーレジェンド・パラレル
クン
【SP01】シーサイド】シーサイド・
スーパーレジェンド
ークン
【ECP01】EXコラボパック「ウマ娘
【BP13】暗黒降臨
スーパーレジェンド・パラレル
クン
【BP12】黒鉄の侵略者
ェンド・パラレル
クン
【BP11】宿命の弾丸
スーパーレジェンド・パラレル
クン
【CP03】カードファイト！！ヴァン
ェンド・パラレル
【BP10】Gods of the Arcana
ェンド・パラレル
【BP09】光影の二重奏
ェンド・パラレル
【BP08】次元混沌
ェンド・パラレル
【BP07】森羅鋼鉄
ェンド・パラレル
【BP06】絶対なる覇者
【BP05】永劫なる絶傑
【BP04】天星神話
【BP03】フレイム・オヴ・レーヴァ
【BP02】黒銀のバハムート
【BP01】創生の夜明け
【CP02】アイドルマスター シンデレ
【CP01】ウマ娘 プリティダービー
スターターデッキ
ョップ」
トメア」
ッチ」
フ」
プロモ
ルズ】2025
ド！】
ルズ】
ウルトラマンカードゲーム
【BP08】絆、重なる時 SEC・ExP・UR・SSSP・SP・AP
RRRR・RRR・RR・R
U・C
プロモ
【BP07】大怪獣超進撃 ExP・UR・SSSP・SP・AP
RRR・RR・R
U・C
プロモ
【BP06】轟刃と機甲の盟友 ExP・UR・SSSP・SP・AP
RRR・RR・R
U・C
プロモ
【UD01】ウルトラマンティガ&ウル
【BP05】勇輝の黎明 ExP・UR・SSSP・SP・AP
RRRR・RR・R
U・C
プロモ
【BP04】希望と光の覚醒 ExP・UR・SSSP・SP・AP
トリプルレア・ダブルレア・レア
アンコモン・コモン
【SD03】未来へ駆けるΩ
【BP03】 復讐と闇の輪廻 UR・SSSP・SP・AP
トリプルレア・ダブルレア・レア
アンコモン・コモン
【BP02】吹き荒れる紅と蒼 UR・SSSP・SP・AP
トリプルレア・ダブルレア・レア
アンコモン・コモン
【BP01】地球の守護者たち UR・SSSP・SP・AP
トリプルレア・ダブルレア・レア
アンコモン・コモン
【EXD01】Ultraman: Rising
【SD02】零のキズナ
【SD01】超時空の英雄たち
プロモ
ワンピースカードゲーム
コミックパラレル
ブースターパック 【OP16】決戦の刻 スペシャルカード・パラレル
シークレット・スーパーレア・レア
アンコモン・コモン・リーダーカー
ド・ドンカード
【OP15】神の島の冒険 スペシャルカード・パラレル
シークレット・スーパーレア・レア
アンコモン・コモン・リーダーカー
ド・ドンカード
【EB04】EGGHEAD CRISIS スペシャルカード・パラレル
シークレット・スーパーレア・レア
コモン・リーダー・ドンカード
【EB03】ONE PIECE Heroines
Edition
スペシャルカード・パラレル
シークレット・スーパーレア・レア
コモン・リーダー・ドンカード
【OP14】蒼海の七傑 スペシャルカード・パラレル
シークレット・スーパーレア・レア
アンコモン・コモン・リーダーカー
ド・ドンカード
【OP13】受け継がれる意志 スペシャルカード・パラレル
シークレット・スーパーレア・レア
アンコモン・コモン・リーダーカー
ド・ドンカード
【PBR02】ONE PEACE CARD THE
BEST Vol.2
SP
パラレル
SR・R
ドンSP・ドンP・ドン
【OP12】師弟の絆
パラレル・SP・3周年スペシャルカ
ード
シークレット・スーパーレア・レア
アンコモン・コモン・リーダーカー
ド・ドンカード
【PRB01】ONE PIECE CARD THE
BEST
PRBパラレル・リーダーパラレル
シークレット・パラレル
海賊旗フォイル・リーダー
ドン！！カード
【OP11】神速の拳 パラレル・SP
シークレット・スーパーレア・レア
アンコモン・コモン・リーダー・ド
ンカード
【OP10】王族の血統 パラレル・SP
シークレット・スーパーレア・レア
アンコモン・コモン・リーダーカー
ド・ドンカード
【OP09】新たなる皇帝 パラレル・SP
シークレット・スーパーレア・レア
アンコモン・コモン・リーダーカー
ド・ドンカード
【OP08】二つの伝説 パラレル・SP
シークレット・スーパーレア・レア
アンコモン・コモン・リーダー・ド
ンカード
【OP07】500年後の未来 パラレル・SP
シークレット・スーパーレア・レア
アンコモン・コモン・リーダー・ド
ンカード
【OP06】双璧の覇者 パラレル・SP
シークレット・スーパーレア・レア
アンコモン・コモン・リーダー・ド
ンカード
【OP05】新時代の主役 パラレル・SP
シークレット・スーパーレア・レア
アンコモン・コモン・リーダー・ド
ンカード
【OP04】謀略の王国 パラレル・SP
シークレット・スーパーレア・レア
アンコモン・コモン・リーダー・ド
ンカード
【OP03】強大な敵 パラレル・SP
シークレット・スーパーレア・レア
アンコモン・コモン・リーダー・ド
ンカード
【OP02】頂上決戦 パラレル
シークレット・スーパーレア・レア
アンコモン・コモン・リーダー・ド
ンカード
【OP01】ROMANCE DAWN パラレル
シークレット・スーパーレア・レア
アンコモン・コモン・リーダー・ド
ンカード
【EB02】Anime 25th collection パラレル
シークレット・スーパーレア・レア
コモン・リーダー・ドンカード
【EB01】メモリアルコレクション パラレル
シークレット・スーパーレア・レア
コモン・リーダー
スタートデッキ 【ST‐29】EGGHEAD
【ST-28】ヤマト
【ST-27】マーシャル・D・ティーチ
【ST-26】モンキー・D・ドラゴン
【ST-25】バギー
【ST-24】ジュエリー・ボニー
【ST-23】シャンクス
【ST-22】エース＆ニューゲート
【ST-21】ギア5
【ST-20】シャーロット・カタクリ
【ST-19】スモーカー
【ST-18】モンキー・D・ルフィ
【ST-17】ドンキホーテ・ドフラミン
ゴ
【ST-16】ウタ
【ST-15】エドワード・ニューゲート
【ST14】3D2Y
【ST13】3兄弟の絆
【ST12】ゾロ＆サンジ
【ST11】Side ウタ
【ST10】“三船長”集結
【ST09】Side ヤマト
【ST08】Side モンキー・D・ルフィ
【ST07】ビッグ・マム海賊団
【ST06】海軍
【ST05】ONE PIECE FILM edition
【ST04】百獣海賊団
【ST03】王下七武海
【ST02】最悪の世代
【ST01】麦わらの一味
その他 プレミアムカードコレクション プレミアムカードコレクション-ウタ-
プレミアムカードコレクション25周
年エディション
プロモ スタンダードバトルパック 【vol.12】
【vol.11】
【vol.10】
【vol.9】
【vol.8】
【vol.7】
【vol.6】
【vol.5】
【vol.4】
【vol.3】
【vol.2】
【vol.1】
プロモーションパック 【Vol.7】
【Vol.6】
【Vol.5】
【Vol.4】
【Vol.3】
【Vol.2】
【Vol.1】
ユニオンアリーナ
チェンソーマン 【UA53BT】チェンソーマン AP
パラレル
SR・R
U・C
陰の実力者になりたくて！
【UA52BT】陰の実力者になりたく
て！
AP
パラレル
SR・R
U・C
俺だけレベルアップな件
【UA51BT】俺だけレベルアップな
件
AP・パラレル
SR・R
U・C
プロモ
学園アイドルマスター
【EX13BT】学園アイドルマスター
Vol.2
AP
パラレル
SR・R
U・C
【UA27BT】学園アイドルマスター AP
パラレル
SR・R
U・C
プロモ
〈物語〉シリーズ 【UA42BT】〈物語〉シリーズ AP
パラレル
SR・R
U・C
プロモ
【UA42ST】〈物語〉シリーズ
魔都精兵のスレイブ 【UA49BT】魔都精兵のスレイブ AP
パラレル
SR・R
U・C
NIKKE 【PC02BT】NIKKE AP・パラレル
PcC・PcR・PcSR
【UA18BT】NIKKE パラレル
SR・R
UC・C
APカード
【スタートデッキ】NIKKE
プロモ
キングダム 【UA48BT】キングダム AP
パラレル
SR・R
U・C
【UA48ST】キングダム
アイドルマスター シャイニーカラー
【PC01BT】アイドルマスター シャ
イニーカラーズ
AP・パラレル
PcSR・PcR・PcC
【EX03BT】アイドルマスターシャイ
ニーカラーズ
パラレル
SR・R
UC・C
APカード
【UA04BT】アイドルマスター シャ
イニーカラーズ
パラレル
SR・R
UC・C
APカード
【スタートデッキ】アイドルマスタ
ー シャイニーカラーズ
プロモ
東京喰種トーキョーグール
【UA47BT】「東京喰種トーキョー
グール」シリーズ
AP
パラレル
SR・R
U・C
【UA47ST】東京喰種トーキョーグ
ール
プロモ
カグラバチ 【UA46】カグラバチ AP
パラレル
SR・R
U・C
プロモ
To LOVEるｰとらぶる-
【UA45】To LOVEる-とらぶる-
Memory of Heroines
AP
パラレル
SR・R
U・C
プロモ
アークナイツ 【UA30BT】アークナイツ パラレル・AP
SR・R
U・C
【UA30ST】アークナイツ
【EX11BT】アークナイツVol.2 AP
パラレル
SR・R
U・C
仮面ライダー 【EX12BT】仮面ライダー Vol.2 パラレル
SR・R
U・C
APカード
【UA29BT】仮面ライダー パラレル
APカード
SR・R
UC・C
ST
SHY 【UA24BT】SHY パラレル
SR・R
UC・C
APカード
プロモ
進撃の巨人 【UA23BT】進撃の巨人 パラレル
SR・R
UC・C
APカード
【UA23ST】進撃の巨人
プロモ
僕のヒーローアカデミア
【EX06BT】僕のヒーローアカデミア
Vol.2
パラレル
SR・R
UC・C
APカード
【UA10BT】僕のヒーローアカデミ
ア
パラレル
SR・R
UC・C
APカード
【スタートデッキ】僕のヒーローア
カデミア
プロモ
鬼滅の刃 【EX05BT】鬼滅の刃 vol.2 パラレル
SR・R
UC・C
APカード
【UA05BT】鬼滅の刃 パラレル
SR・R
UC・C
APカード
【UA01NC】NEW CARD SELECTION
鬼滅の刃
【スタートデッキ】鬼滅の刃
プロモ
GAMERA -Rebirth- 【UA22BT】GAMERA -Rebirth- パラレル
SR・R
UC・C
APカード
プロモ
幽・遊・白・書 【UA21BT】幽・遊・白・書 パラレル
SR・R
UC・C
APカード
【スタートデッキ】幽・遊・白・書
プロモ
ブラック・クローバー 【UA20BT】ブラック・クローバー パラレル
SR・R
UC・C
APカード
【スタートデッキ】ブラック・クロ
ーバー
プロモ
呪術廻戦 【EX04BT】呪術廻戦vol.2 パラレル
SR・R
UC・C
APカード
【UA02BT】呪術廻戦 パラレル
SR・R
UC・C
APカード
【UA02NC】NEW CARD SELECTION
呪術廻戦
【スタートデッキ】呪術廻戦
プロモ
ハイキュー！！ 【UA19BT】ハイキュー！！ パラレル
SR・R
UC・C
APカード
【スタートデッキ】ハイキュー！！
プロモ
トリコ 【UA17BT】トリコ パラレル
SR・R
UC・C
APカード
【スタートデッキ】トリコ
プロモ
SYNDUALITY Noir 【UA16BT】SYNDUALITY Noir パラレル
SR・R
UC・C
APカード
【スタートデッキ】SYNDUALITY
Noir
プロモ
ソードアート・オンライン
【UA15BT】ソードアート・オンラ
イン
パラレル
SR・R
UC・C
APカード
【スタートデッキ】ソードアート・
オンライン
プロモ
Dr.STONE 【UA14BT】Dr.STONE パラレル
SR・R
UC・C
APカード
【スタートデッキ】Dr.STONE
プロモ
コードギアス反逆のルルーシュ
【EX02BT】コードギアス 反逆のル
ルーシュ
パラレル
SR・R
UC・C
APカード
【UA01BT】コードギアス 反逆のル
ルーシュ
パラレル
SR・R
UC・C
APカード
【スタートデッキ】コードギアス反
逆のルルーシュ
プロモ
HUNTERｘHUNTER
【EX01BT】HUNTER x HUNTER
Vol.2
パラレル
SR・R
UC・C
APカード
【UA03BT】HUNTER x HUNTER パラレル
SR・R
UC・C
APカード
【スタートデッキ】HUNTERｘ
HUNTER
プロモ
鉄拳7 【UA13BT】鉄拳7 パラレル
SR・R
UC・C
APカード
【スタートデッキ】鉄拳7
プロモ
ブルーロック 【UA12BT】ブルーロック パラレル
SR・R
UC・C
APカード
【スタートデッキ】ブルーロック
プロモ
銀魂 【UA11BT】銀魂 パラレル
SR・R
UC・C
APカード
【スタートデッキ】銀魂
プロモ
僕とロボ子 【UA09BT】僕とロボ子 パラレル
SR・R
UC・C
APカード
【スタートデッキ】僕とロボ子
プロモ
BLEACH 【UA08BT】BLEACH パラレル
SR・R
UC・C
APカード
【スタートデッキ】BLEACH
プロモ
テイルズオブアライズ 【UA06BT】テイルズオブアライズ パラレル
SR・R
UC・C
APカード
【スタートデッキ】テイルズオブア
ライズ
プロモ
転生したらスライムだった件
【UA07BT】転生したらスライムだ
った件
パラレル
SR・R
UC・C
APカード
【スタートデッキ】転生したらスラ
イムだった件
プロモ
アクションポイントカードパック VOL.4
VOL.3
VOL.2
VOL.1
遊戯王OCG
基本パック【13期】 【BLZD】BLAZING DOMINION PSE・SE
UL・UR・SR
R・N
【BPRO】BURST PROTOCOL PSE・SE
UL・UR・SR
R・N
【DOOD】DOOM OF DIMENSIONS PSE・SE
UL・UR・SR
R・N
【DUAD】DUELIST ADVANCE PSE・SE
UL・UR・SR
R・N
基本パック【12期】 【ALIN】ALLIANCE INSIGHT HR・QCSE・SE・UL
UR・SR
R・N
【SUDA】SUPREME DARKNESS HR・QCSE・SE・UL
UR・SR
R・N
【ROTA】RAGE OF THE ABYSS HR・QCSE・SE・UL
UR・SR
R・N
【INFO】INFINITE FORBIDDEN HR・QCSE・SE・UL
UR・SR
R・N
【LEDE】LEGACY OF
DESTRUCTION
HR・QCSE・SE・UL
UR・SR
R・N
【PHNI】PHANTOM NIGHTMARE HR・QCSE・SE・UL
UR・SR
R・N
【AGOV】AGE OF OVERLORD HR・QCSE・SE・UL
UR・SR
R・N
【DUNE】DUELIST NEXUS HR・QCSE・SE・UL
UR・SR
R・N
基本パック【11期】 【CYAC】CYBERSTORM ACCESS HR・PSE・SE・UL
UR・SR
R・N
【PHHY】PHOTON HYPERNOVA HR・PSE・SE・UL
UR・SR
R・N
【DABL】DARKWING BLAST HR・PSE・SE・UL
UR・SR
R・N
【POTE】POWER OF THE
ELEMENTS
HR・PSE・SE・UL
UR・SR
R・N
【DIFO】DIMENSION FORCE HR・PSE・SE・UL
UR・SR
R・N
【BACH】BATTLE OF CHAOS HR・PSE・SE・UL
UR・SR
R・N
【BODE】BURST OF DESTINY HR・PSE・SE・UL
UR・SR
R・N
【DAMA】DAWN OF MAJESTY HR・PSE・SE・UL
UR・SR
R・N
【LIOV】LIGHTNING OVERDRIVE HR・PSE・SE・UL
UR・SR
R・N
【BLVO】BLAZING VORTEX HR・PSE・SE・UL
UR・SR
R・N
【PHRA】PHANTOM RAGE HR・PSE・SE・UL
UR・SR
R・N
【ROTD】RISE OF THE DUELIST HR・PSE・SE・UL
UR・SR
R・N
デッキビルドパック
【DBPR】ファントム・リベンジャー
ズ
PSE・SE
UR・SR
NP
N
【DBJH】ジャスティス・ハンターズ PSE・SE
UR・SR
NP
N
【DBCB】クロスオーバー・ブレイカ
ーズ
QCSE・SE
UR・SR
NP
N
【DBVS】ヴァリアント・スマッシャ
ーズ
QCSE・SE
UR・SR
NP
N
【DBWS】ワイルド・サバイバーズ SE
UR・SR
NP
N
【DBAD】アメイジング・ディフェン
ダーズ
SE
UR・SR
NP
N
【DBTM】タクティカル・マスター
ズ
SE
UR・SR
NP
N
【DBGC】グランド・クリエイターズ SE
UR・SR
NP
N
【DBAG】エンシェント・ガーディア
ンズ
SE
UR・SR
NP
N
【DBGI】ジェネシス・インパクター
ズ
SE
UR・SR
NP
N
【DBSS】シークレット・スレイヤー
ズ
SE
UR・SR
NP
N
【DBMF】ミスティック・ファイター
ズ
SE
UR・SR
NP
N
【DBIC】インフィニティ・チェイサ
ーズ
SE
UR・SR
NP
N
【DBHS】ヒドゥン・サモナーズ SE
UR・SR
NP
N
【DBDS】ダーク・セイヴァーズ SE
UR・SR
NP
N
【DBSW】スピリット・ウォリアー
ズ
SE
UR・SR
NP
N
WORLD PREMIERE PACK
【WPP6】WORLD PREMIERE PACK
2025
PSE・SE・EXSE
UR・SR
R・N
【WPP5】WORLD PREMIERE PACK
2024
QCSE・EXSE・SE
UR・SR
R・N
【WPP4】WORLD PREMIERE PACK
2023
QCSE・SE
UR・SR
R・N
【WPP3】WORLD PREMIERE PACK
2022
PSE・SE
UR・SR
R・N
【WPP2】WORLD PREMIERE PACK
2021
PSE・SE
UR・SR
R・N
【WPP1】WORLD PREMIERE PACK
2020
PSE・EXSE・SE
UR・SR
R・N
TERMINAL WORLD 【TW03】TERMINAL WORLD 3 PSE・SEP
URP・SRP
NP
【TW02】TERMINAL WORLD 2 QCSE・SEP
URP・SRP
NP
【TW01】TERMINAL WORLD QCSE・SEP
SE
URP・SRP
UR・SR
NP
N
構築済みデッキ ストラクチャーデッキ【SD】 【SD48】パワー・オブ・フェローズ
THE CHRONICLES DECK【CH】
【CH01】THE CHRONICLES DECK
白の物語
デッキ検索
全て カードファイトヴァンガード D-BT・D-TB・D-LBT・D-SS 【DBT05】群雄凱旋
10thSEC・10thSP・SEC・SP
51件の商品が見つかりました
ブラスター・ブレード
￥9,240
ただいま品切れ中です。
ドラゴニック・オーバー
ロード・ジ・エンド
￥22,000
ただいま品切れ中です。
ファントム・ブラスタ
ー・オーバーロード
￥19,800
ただいま品切れ中です。
ドラゴニック・オーバー
ロード・ジ・エンド
￥4,950
ただいま品切れ中です。
ファントム・ブラスタ
ー・オーバーロード
￥3,960
ただいま品切れ中です。
マジェスティ・ロードブ
ラスター
￥2,970
ただいま品切れ中です。
ドラゴニック・オーバー
ロード・ジ・エンド
￥2,640
ただいま品切れ中です。
バーニングホーン・ドラ
ゴン
￥3,960
ただいま品切れ中です。
ファントム・ブラスタ
ー・オーバーロード
￥1,540
ただいま品切れ中です。
マジェスティ・ロードブ
ラスター
￥1,650
ただいま品切れ中です。
ブラスター・ブレード
￥5,500
ただいま品切れ中です。
髑髏の魔女 ネヴァン
￥4,950
ただいま品切れ中です。
幽遠なる夜に タマユラ
￥3,960
ただいま品切れ中です。
迫りくる牙 ケイオス
￥880
ただいま品切れ中です。
知恵の泉 エバ
￥13,200
ただいま品切れ中です。
光の道を往く者 テグリア
￥3,960
ただいま品切れ中です。
暗黒に咲き誇る者 テグリ
ア
￥3,960
ただいま品切れ中です。
大切な物のために ロロワ
￥2,200
ただいま品切れ中です。
炎華のドラグリッターガ
ール ラディリナ
￥1,980
ただいま品切れ中です。
双子のダイアフルドール
リリミ
￥1,980
ただいま品切れ中です。
お買い物を続ける カートへ進む
1 2 3 次へ
当サイトについて プライバシーポリシー 特定商取引法に基づく表記 お問い合わせ